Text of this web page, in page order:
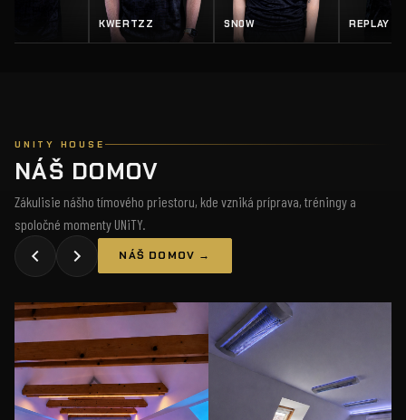
SN0W REPLAY SALTY
UNITY HOUSE
NÁŠ DOMOV
Zákulisie nášho tímového priestoru, kde vzniká príprava, tréningy a
spoločné momenty UNiTY.
NÁŠ DOMOV →